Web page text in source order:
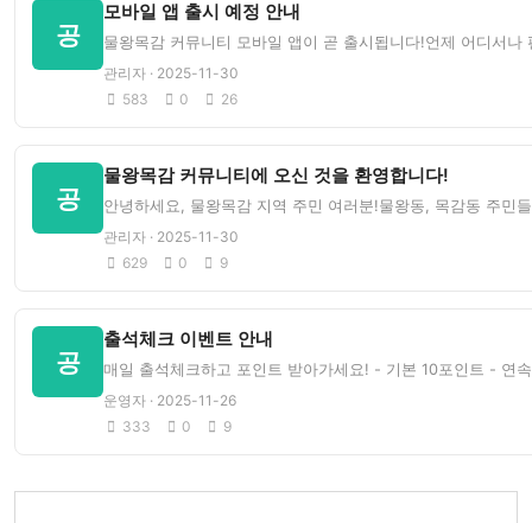
공
모바일 앱 출시 예정 안내
물왕목감 커뮤니티 모바일 앱이 곧 출시됩니다!언제 어디서
관리자 · 2025-11-30
583
0 26
공
물왕목감 커뮤니티에 오신 것을 환영합니다!
안녕하세요, 물왕목감 지역 주민 여러분!물왕동, 목감동 주민
관리자 · 2025-11-30
629
0 9
공
출석체크 이벤트 안내
매일 출석체크하고 포인트 받아가세요! - 기본 10포인트 - 연
운영자 · 2025-11-26
333
0 9